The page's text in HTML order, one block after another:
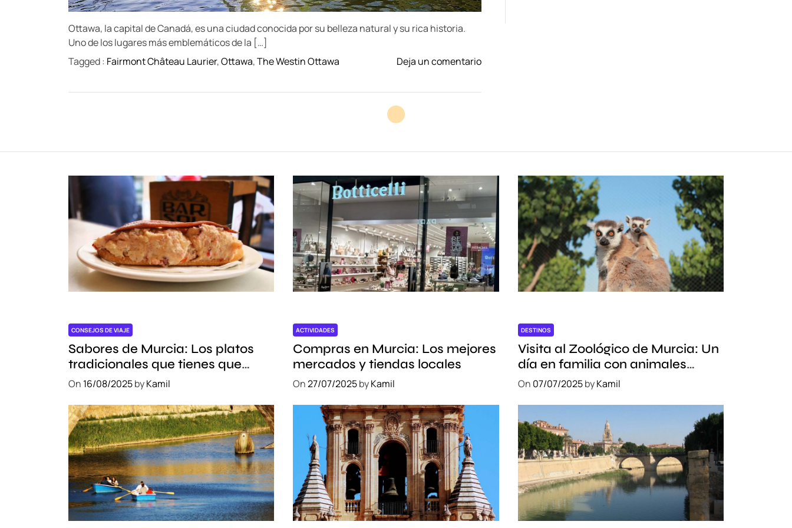
Ottawa, la capital de Canadá, es una ciudad conocida por su belleza natural y su rica historia.
Uno de los lugares más emblemáticos de la […]
Tagged : Fairmont Château Laurier,Ottawa,The Westin Ottawa Deja un comentarioo
H
s
c
n
V
i
s
t
a
C
a
u
e
n
CONSEJOS DE VIAJE
Sabores de Murcia: Los platos
tradicionales que tienes que
probar
On 16/08/2025byKamil
ACTIVIDADES
Compras en Murcia: Los mejores
mercados y tiendas locales
On27/07/2025byKamil
DESTINOS
Visita al Zoológico de Murcia: Un
día en familia con animales
exóticos
On 07/07/2025byKamil